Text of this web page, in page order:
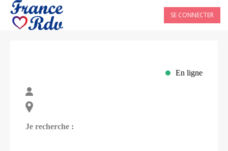
SE CONNECTER
En ligne
Je recherche :